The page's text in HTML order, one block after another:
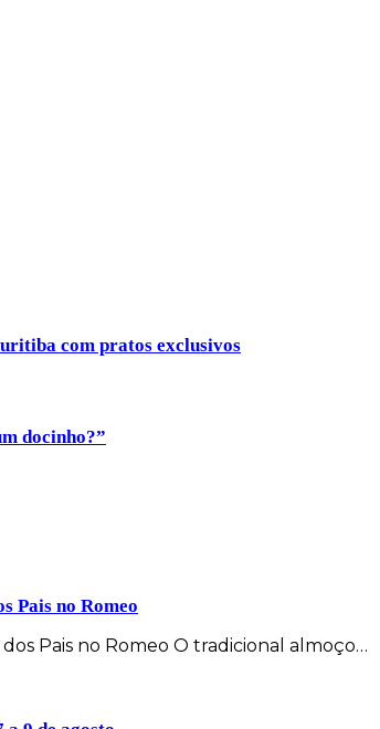
com pratos exclusivos
docinho?”
Pais no Romeo
Pais no Romeo O tradicional almoço…